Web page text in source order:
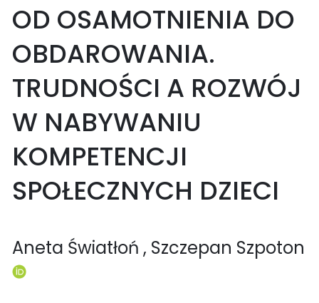
OD OSAMOTNIENIA DO
OBDAROWANIA.
TRUDNOŚCI A ROZWÓJ
W NABYWANIU
KOMPETENCJI
SPOŁECZNYCH DZIECI
Aneta Światłoń , Szczepan Szpoton